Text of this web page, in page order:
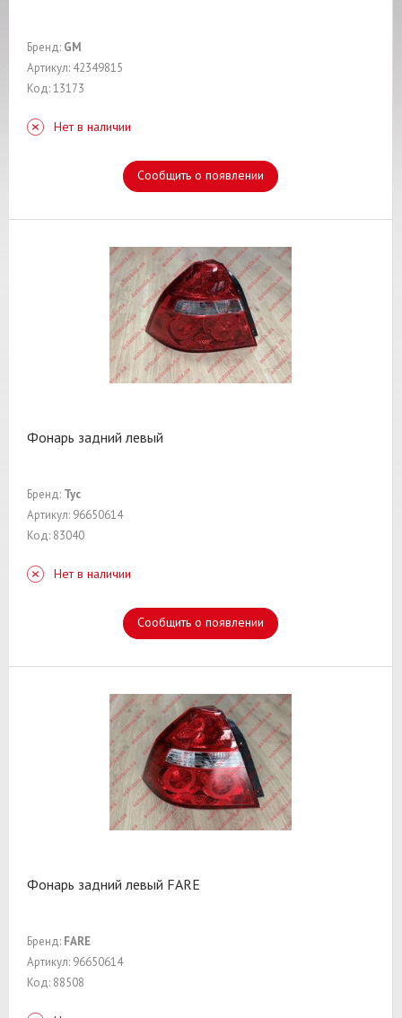
Бренд: GM
Артикул: 42349815
Код: 13173
Нет в наличии
Сообщить о появлении
Фонарь задний левый
Бренд: Tyc
Артикул: 96650614
Код: 83040
Нет в наличии
Сообщить о появлении
Фонарь задний левый FARE
Бренд: FARE
Артикул: 96650614
Код: 88508